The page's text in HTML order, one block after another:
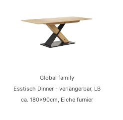
Global family
Esstisch Dinner - verlängerbar, LB
ca. 180x90cm, Eiche furnier